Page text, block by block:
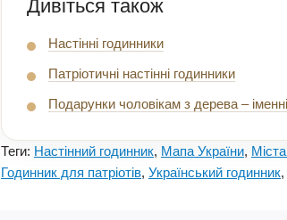
Дивіться також
Настінні годинники
Патріотичні настінні годинники
Подарунки чоловікам з дерева –
Теги: Настінний годинник, Мапа України,
Годинник для патріотів, Український годинник,